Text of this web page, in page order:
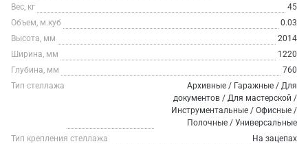
Вес, кг
45
Объем, м.куб
0.03
Высота, мм
2014
Ширина, мм
1220
Глубина, мм
760
Тип стеллажа
Архивные / Гаражные / Для
документов / Для мастерской /
Инструментальные / Офисные /
Полочные / Универсальные
Тип крепления стеллажа
На зацепах